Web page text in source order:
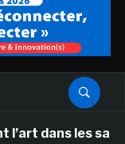
dans les salles